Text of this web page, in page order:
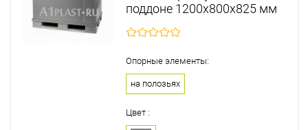
поддоне 1200х800х825 мм
Опорные элементы:
на полозьях
Цвет :